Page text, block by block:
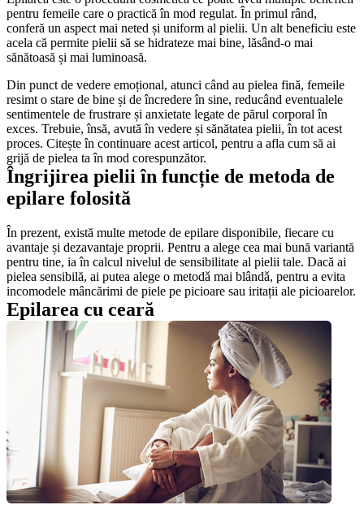
pentru femeile care o practică în mod regulat. În primul rând,
conferă un aspect mai neted și uniform al pielii. Un alt beneficiu este
acela că permite pielii să se hidrateze mai bine, lăsând-o mai
sănătoasă și mai luminoasă.
Din punct de vedere emoțional, atunci când au pielea fină, femeile
resimt o stare de bine și de încredere în sine, reducând eventualele
sentimentele de frustrare și anxietate legate de părul corporal în
exces. Trebuie, însă, avută în vedere și sănătatea pielii, în tot acest
proces. Citește în continuare acest articol, pentru a afla cum să ai
grijă de pielea ta în mod corespunzător.
Îngrijirea pielii în funcție de metoda de
epilare folosită
În prezent, există multe metode de epilare disponibile, fiecare cu
avantaje și dezavantaje proprii. Pentru a alege cea mai bună variantă
pentru tine, ia în calcul nivelul de sensibilitate al pielii tale. Dacă ai
pielea sensibilă, ai putea alege o metodǎ mai blândǎ, pentru a evita
incomodele mâncărimi de piele pe picioare sau iritații ale picioarelor.
Epilarea cu ceară